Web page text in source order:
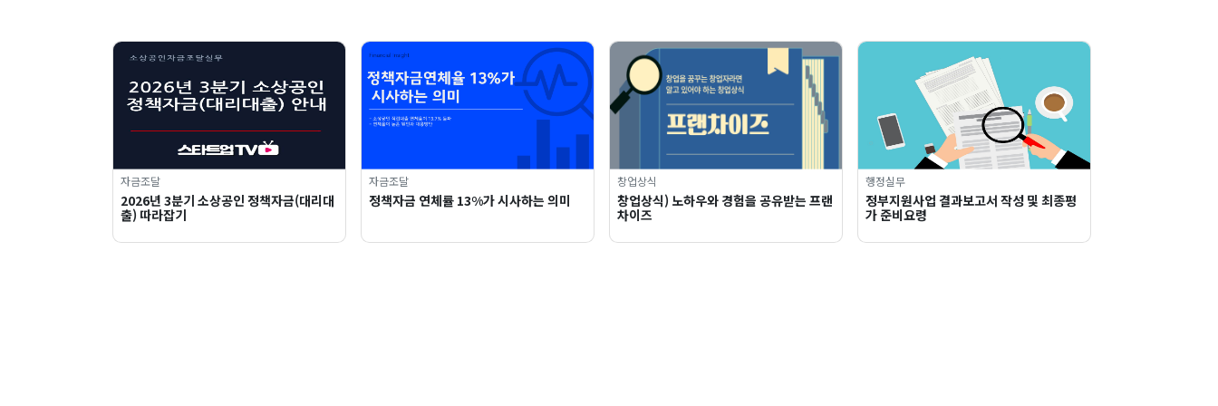
자금조달
2026년 3분기 소상공인 정책자금(대리대
출) 따라잡기
자금조달
정책자금 연체률 13%가 시사하는 의미
창업상식
창업상식) 노하우와 경험을 공유받는 프랜
차이즈
행정실무
정부지원사업 결과보고서 작성 및 최종평
가 준비요령